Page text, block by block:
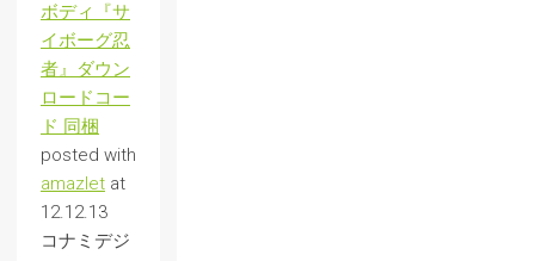
ボディ『サ
イボーグ忍
者』ダウン
ロードコー
ド 同梱
posted with
amazlet at
12.12.13
コナミデジ